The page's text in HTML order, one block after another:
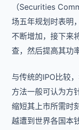
（Securities
场五年规划时表明
不断增加，接下来
查，然后提高其功
与传统的IPO比较
方法一般可认为方
缩短其上市所需时
越遭到世界各国本